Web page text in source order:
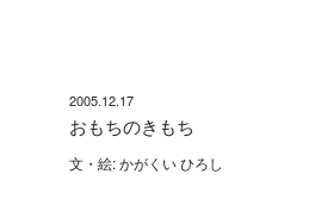
2005.12.17
おもちのきもち
文・絵: かがくい ひろし